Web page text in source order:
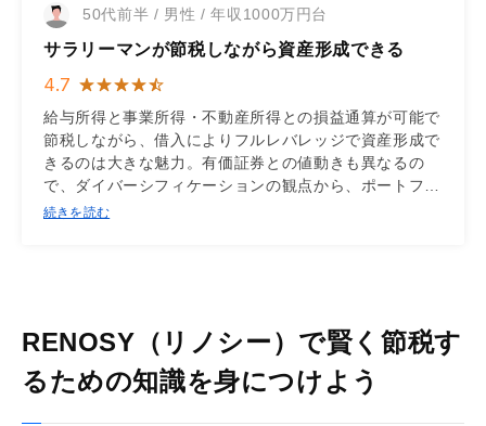
50代前半 / 男性 / 年収1000万円台
サラリーマンが節税しながら資産形成できる
4.7
給与所得と事業所得・不動産所得との損益通算が可能で
節税しながら、借入によりフルレバレッジで資産形成で
きるのは大きな魅力。有価証券との値動きも異なるの
で、ダイバーシフィケーションの観点から、ポートフォ
リオの一つとして不動産を保有するのは合理的。
続きを読む
RENOSY（リノシー）で賢く節税す
るための知識を身につけよう